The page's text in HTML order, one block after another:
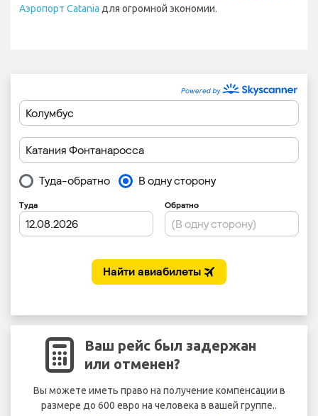
Аэропорт Catania для огромной экономии.
Ваш рейс был задержан
или отменен?
Вы можете иметь право на получение компенсации в
размере до 600 евро на человека в вашей группе..